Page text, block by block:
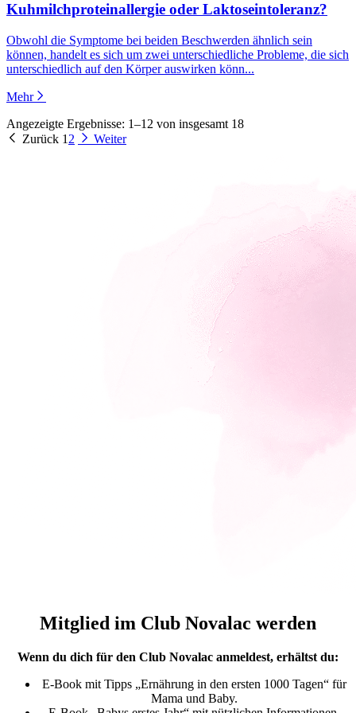
Kuhmilchproteinallergie oder Laktoseintoleranz?
Obwohl die Symptome bei beiden Beschwerden ähnlich sein
können, handelt es sich um zwei unterschiedliche Probleme, die sich
unterschiedlich auf den Körper auswirken könn...
Mehr
Angezeigte Ergebnisse: 1–12 von insgesamt 18
Zurück 1 2 Weiter
Mitglied im Club Novalac werden
Wenn du dich für den Club Novalac anmeldest, erhältst du:
E-Book mit Tipps „Ernährung in den ersten 1000 Tagen“ für
Mama und Baby.